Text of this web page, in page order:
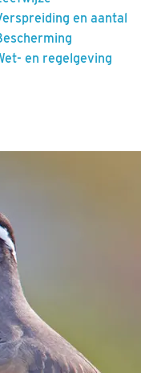
en aantal
en regelgeving